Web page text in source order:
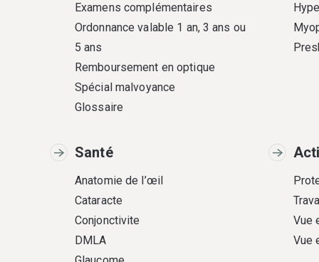
Examens complémentaires
Ordonnance valable 1 an, 3 ans ou
5 ans
Remboursement en optique
Spécial malvoyance
Glossaire
Santé
Anatomie de l’œil
Cataracte
Conjonctivite
DMLA
Vue
Vue